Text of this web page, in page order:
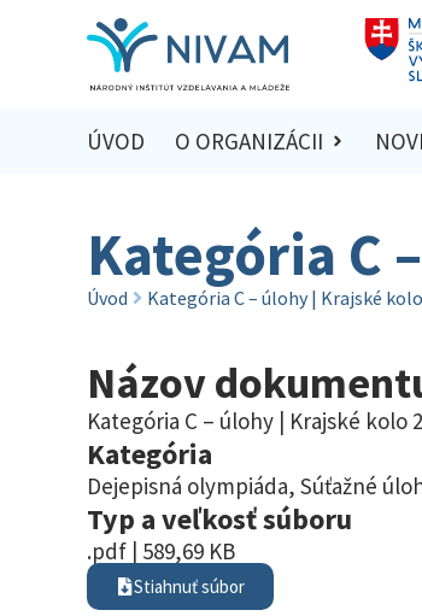
ÚVOD O ORGANIZÁCII
Kategória C
Úvod Kategória C – úlohy | Krajské
Názov
Kategória C – úlohy | Krajské kolo
Kategória
Dejepisná olympiáda, Súťažné
Typ a veľkosť súboru
.pdf | 589,69 KB
Stiahnuť súbor